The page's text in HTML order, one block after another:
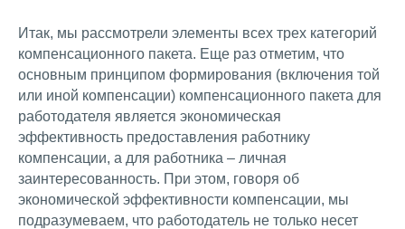
Итак, мы рассмотрели элементы всех трех категорий
компенсационного пакета. Еще раз отметим, что
основным принципом формирования (включения той
или иной компенсации) компенсационного пакета для
работодателя является экономическая
эффективность предоставления работнику
компенсации, а для работника – личная
заинтересованность. При этом, говоря об
экономической эффективности компенсации, мы
подразумеваем, что работодатель не только несет